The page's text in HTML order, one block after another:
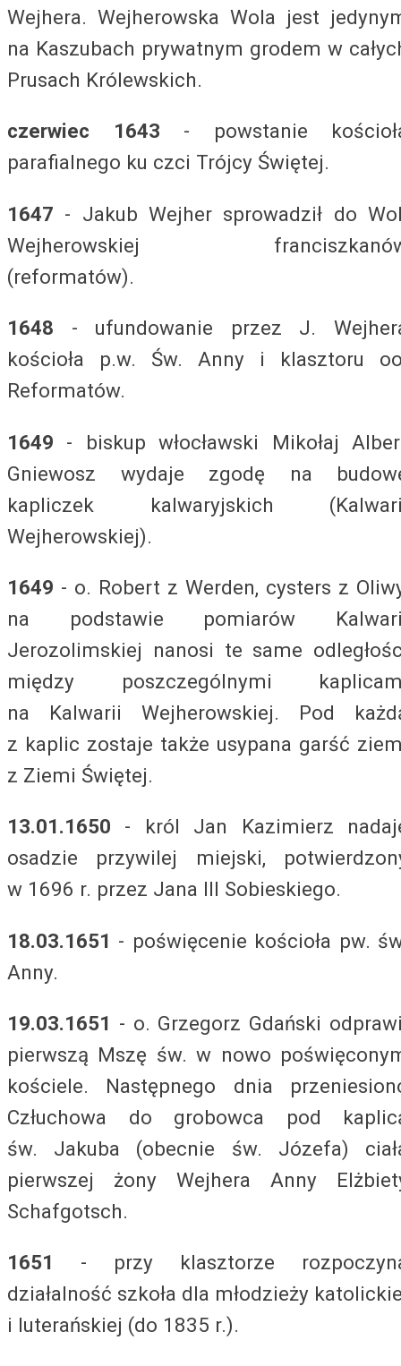
Wejhera. Wejherowska Wola jest
na Kaszubach prywatnym grodem w
Prusach Królewskich.
czerwiec 1643 - powstanie
parafialnego ku czci Trójcy Świętej.
1647 - Jakub Wejher sprowadził do
Wejherowskiej
(reformatów).
1648 - ufundowanie przez J.
kościoła p.w. Św. Anny i klasztoru
Reformatów.
1649 - biskup włocławski Mikołaj
Gniewosz wydaje zgodę na
kapliczek kalwaryjskich
Wejherowskiej).
1649 - o. Robert z Werden, cysters z
na podstawie pomiarów
Jerozolimskiej nanosi te same
między poszczególnymi
na Kalwarii Wejherowskiej. Pod
z kaplic zostaje także usypana garść
z Ziemi Świętej.
13.01.1650 - król Jan Kazimierz
osadzie przywilej miejski,
w 1696 r. przez Jana III Sobieskiego.
18.03.1651 - poświęcenie kościoła pw.
Anny.
19.03.1651 - o. Grzegorz Gdański
pierwszą Mszę św. w nowo
kościele. Następnego dnia
Człuchowa do grobowca pod
św. Jakuba (obecnie św. Józefa)
pierwszej żony Wejhera Anny
Schafgotsch.
1651
- przy klasztorze
działalność szkoła dla młodzieży
i luterańskiej (do 1835 r.).